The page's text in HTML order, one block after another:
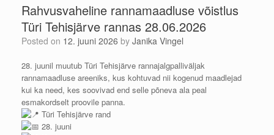
Rahvusvaheline rannamaadluse võistlus
Türi Tehisjärve rannas 28.06.2026
Posted on 12. juuni 2026 by Janika Vingel
28. juunil muutub Türi Tehisjärve rannajalgpalliväljak
rannamaadluse areeniks, kus kohtuvad nii kogenud maadlejad
kui ka need, kes soovivad end selle põneva ala peal
esmakordselt proovile panna.
Türi Tehisjärve rand
28. juuni